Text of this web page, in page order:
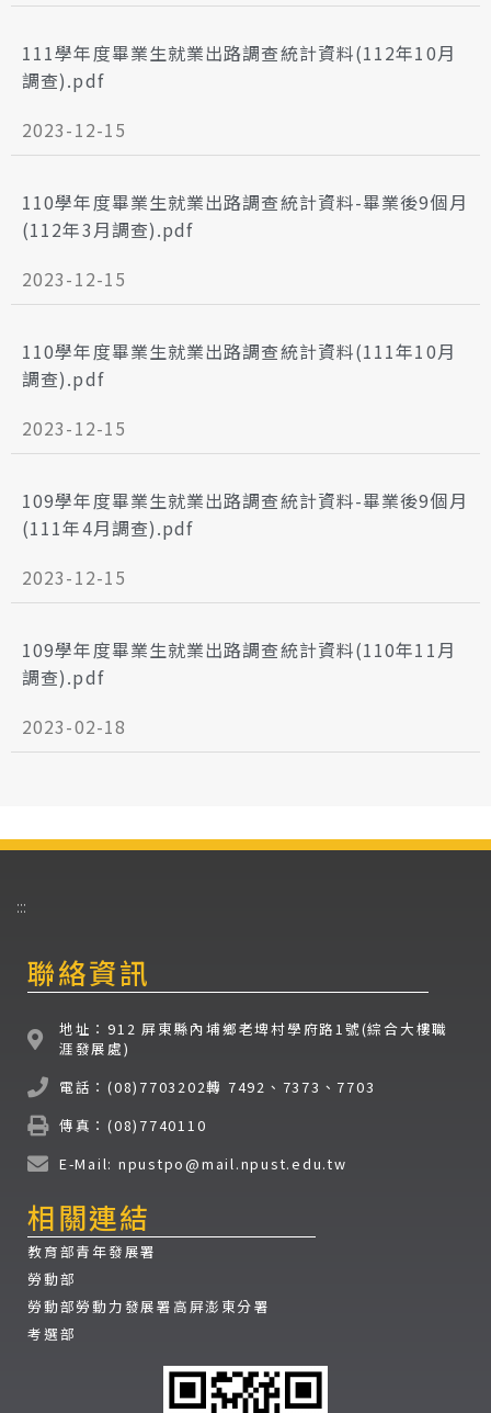
111學年度畢業生就業出路調查統計資料(112年10月
調查).pdf
2023-12-15
110學年度畢業生就業出路調查統計資料-畢業後9個月
(112年3月調查).pdf
2023-12-15
110學年度畢業生就業出路調查統計資料(111年10月
調查).pdf
2023-12-15
109學年度畢業生就業出路調查統計資料-畢業後9個月
(111年4月調查).pdf
2023-12-15
109學年度畢業生就業出路調查統計資料(110年11月
調查).pdf
2023-02-18
:::
聯絡資訊
地址：912 屏東縣內埔鄉老埤村學府路1號(綜合大樓職
涯發展處)
電話：(08)7703202轉 7492、7373、7703
傳真：(08)7740110
E-Mail: npustpo@mail.npust.edu.tw
相關連結
教育部青年發展署
勞動部
勞動部勞動力發展署高屏澎東分署
考選部